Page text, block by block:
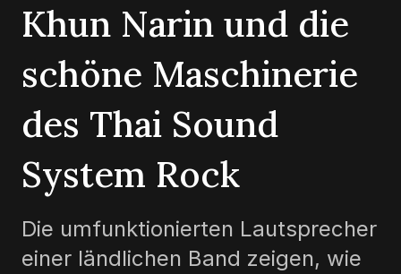
Khun Narin und die
schöne Maschinerie
des Thai Sound
System Rock
Die umfunktionierten Lautsprecher
einer ländlichen Band zeigen, wie